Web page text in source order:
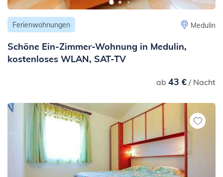
Ferienwohnungen Medulin
Schöne Ein-Zimmer-Wohnung in Medulin,
kostenloses WLAN, SAT-TV
ab 43 €/ Nacht